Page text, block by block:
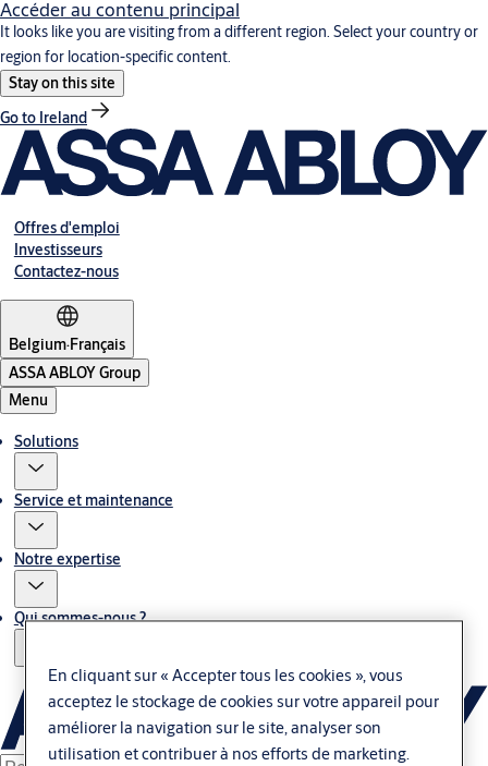
Accéder au contenu principal
It looks like you are visiting from a different region. Select your country or
region for location-specific content.
Stay on this site
Go to Ireland
Offres d'emploi
Investisseurs
Contactez-nous
Belgium·Français
ASSA ABLOY Group
Menu
Solutions
Service et maintenance
Notre expertise
Qui sommes-nous ?
En cliquant sur « Accepter tous les cookies », vous
acceptez le stockage de cookies sur votre appareil pour
améliorer la navigation sur le site, analyser son
utilisation et contribuer à nos efforts de marketing.